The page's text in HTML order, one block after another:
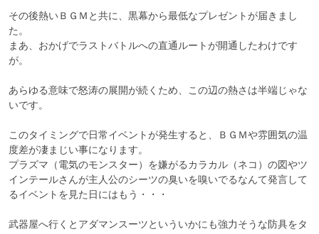
その後熱いＢＧＭと共に、黒幕から最低なプレゼントが届きまし
た。
まあ、おかげでラストバトルへの直通ルートが開通したわけです
が。
あらゆる意味で怒涛の展開が続くため、この辺の熱さは半端じゃな
いです。
このタイミングで日常イベントが発生すると、ＢＧＭや雰囲気の温
度差が凄まじい事になります。
プラズマ（電気のモンスター）を嫌がるカラカル（ネコ）の図やツ
インテールさんが主人公のシーツの臭いを嗅いでるなんて発言して
るイベントを見た日にはもう・・・
武器屋へ行くとアダマンスーツといういかにも強力そうな防具をタ